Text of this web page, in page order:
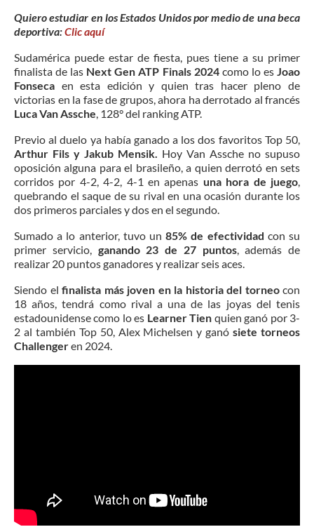
Quiero estudiar en los Estados Unidos por medio de una beca
deportiva:Clic aquí
Sudamérica puede estar de fiesta, pues tiene a su primer
finalista de las Next Gen ATP Finals 2024como lo esJoao
Fonseca en esta edición y quien tras hacer pleno de
victorias en la fase de grupos, ahora ha derrotado al francés
Luca Van Assche , 128° del ranking ATP.
Previo al duelo ya había ganado a los dos favoritos Top 50,
Arthur Fils y Jakub Mensik. Hoy Van Assche no supuso
oposición alguna para el brasileño, a quien derrotó en sets
corridos por 4-2, 4-2, 4-1 en apenas una hora de juego
quebrando el saque de su rival en una ocasión durante los
dos primeros parciales y dos en el segundo.
Sumado a lo anterior, tuvo un85% de efectividad con su
primer servicio,
ganando 23 de 27 puntos, además de
realizar 20 puntos ganadores y realizar seis aces.
Siendo el finalista más joven en la historia del torneocon
18 años, tendrá como rival a una de las joyas del tenis
estadounidense como lo es Learner Tien quien ganó por 3-
2 al también Top 50, Alex Michelsen y ganó siete torneos
Challengeren 2024.